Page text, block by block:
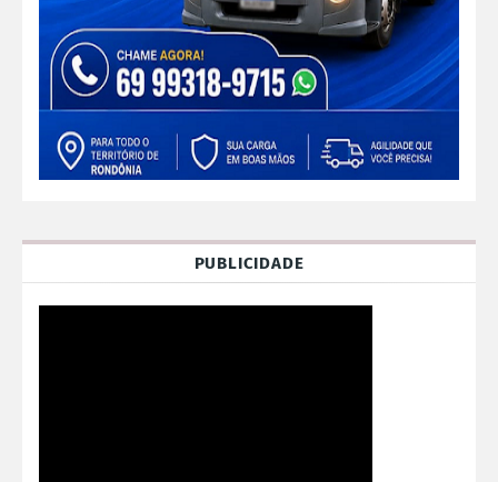
PUBLICIDADE